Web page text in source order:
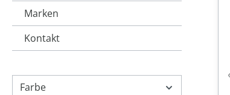
Marken
Kontakt
Farbe